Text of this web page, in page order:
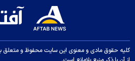
کلیه حقوق مادی و معنوی این سایت محفوظ و متعلق